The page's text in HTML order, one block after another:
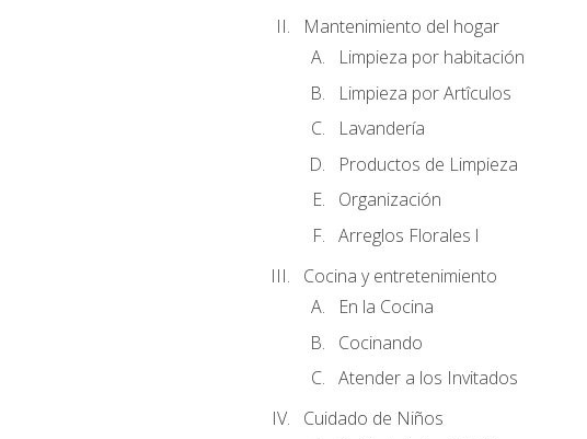
Mantenimiento del hogar
Limpieza por habitación
Limpieza por Artîculos
Lavandería
Productos de Limpieza
Organización
Arreglos Florales l
Cocina y entretenimiento
En la Cocina
Cocinando
Atender a los Invitados
Cuidado de Niños